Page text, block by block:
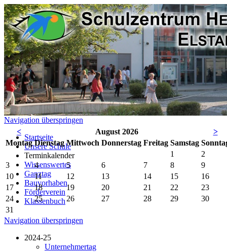
Navigation überspringen
Startseite
Unsere Schule
Terminkalender
Wissenswertes
Ganztag
Bauvorhaben
Förderverein
Klassenbuch
< August 2026
>
Montag Dienstag Mittwoch Donnerstag Freitag Samstag So
1
2
3
4 5 6 7 8
9
10
11 12 13 14 15
16
17
18 19 20 21 22
23
24
25 26 27 28 29
30
31
Navigation überspringen
2024-25
Unternehmertag